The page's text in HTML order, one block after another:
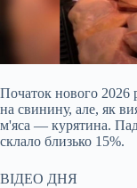
Початок нового 2026
на свинину, але, як
м'яса — курятина.
склало близько 15%.
ВІДЕО ДНЯ